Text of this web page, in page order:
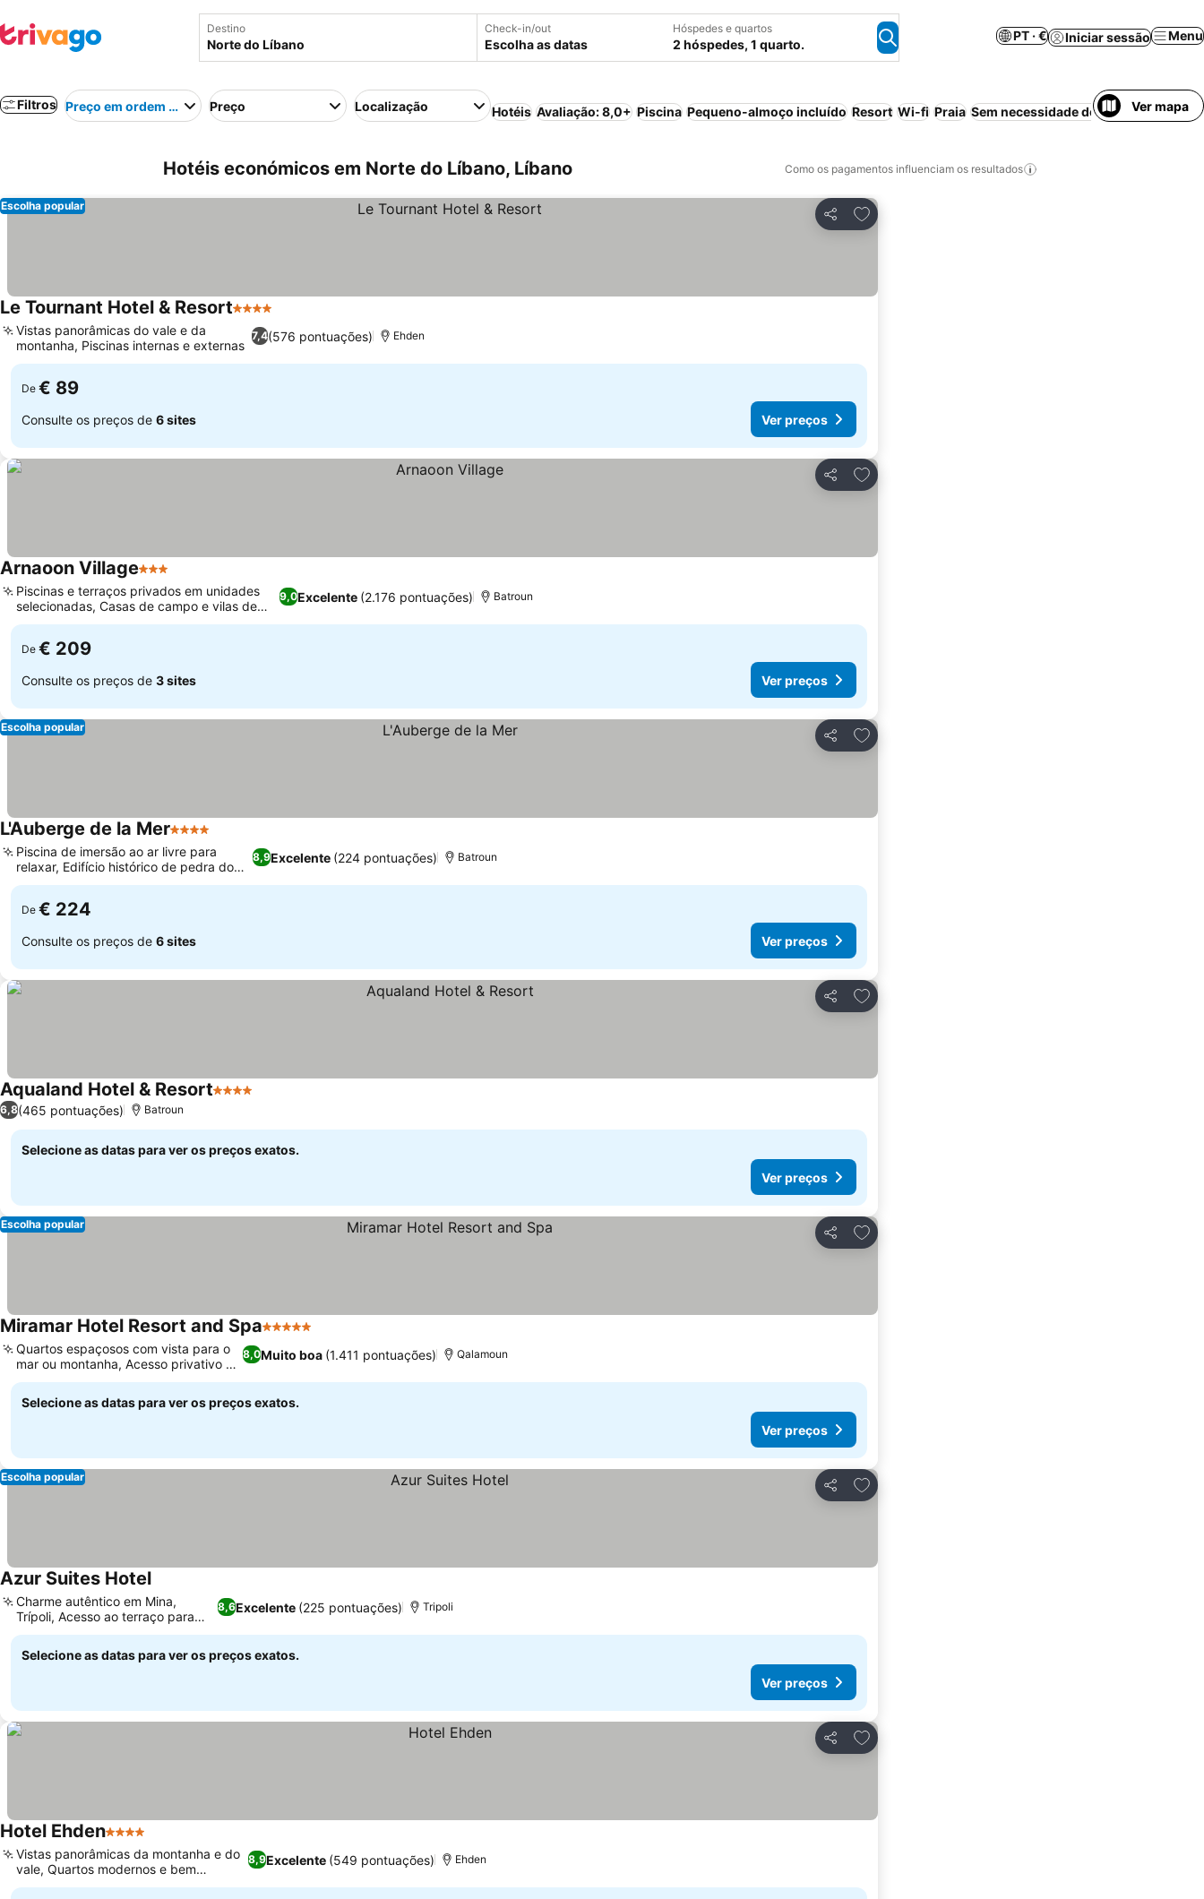
Destino Check-in/out
Escolha as datas
Hóspedes e quartos
2 hóspedes, 1 quarto.
PT · € Iniciar sessão Menu
Filtros Preço em ordem crescentePreço Localização Hotéis Avaliação: 8,0+ Piscina Pequeno-almoço incluído Resort Wi-fi Praia Sem necessidade de pré-pagamento
Ver mapa
Hotéis económicos em Norte do Líbano, Líbano Como os pagamentos influenciam os resultados
Partilhar
Adicionar aos favoritos
Escolha popular
Le Tournant Hotel & Resort4 Estrelas
7,4(576 pontuações)
Vistas panorâmicas do vale e da
montanha, Piscinas internas e externas
Ehden
De € 89
Consulte os preços de 6 sites Ver preços
Partilhar
Adicionar aos favoritos
Arnaoon Village3 Estrelas
9,0Excelente (2.176 pontuações)
Piscinas e terraços privados em unidades
selecionadas, Casas de campo e vilas de
pedra autênticas
Batroun
De € 209
Consulte os preços de 3 sites Ver preços
Partilhar
Adicionar aos favoritos
Escolha popular
L'Auberge de la Mer4 Estrelas
8,9Excelente (224 pontuações)
Piscina de imersão ao ar livre para
relaxar, Edifício histórico de pedra do
século XIX
Batroun
De € 224
Consulte os preços de 6 sites Ver preços
Partilhar
Adicionar aos favoritos
Aqualand Hotel & Resort4 Estrelas
6,8(465 pontuações) Batroun
Selecione as datas para ver os preços exatos.
Ver preços
Partilhar
Adicionar aos favoritos
Escolha popular
Miramar Hotel Resort and Spa5 Estrelas
8,0Muito boa (1.411 pontuações)
Quartos espaçosos com vista para o
mar ou montanha, Acesso privativo à
praia
Qalamoun
Selecione as datas para ver os preços exatos.
Ver preços
Partilhar
Adicionar aos favoritos
Escolha popular
Azur Suites Hotel
8,6Excelente (225 pontuações)
Charme autêntico em Mina,
Trípoli, Acesso ao terraço para
relaxar
Tripoli
Selecione as datas para ver os preços exatos.
Ver preços
Partilhar
Adicionar aos favoritos
Hotel Ehden4 Estrelas
8,9Excelente (549 pontuações)
Vistas panorâmicas da montanha e do
vale, Quartos modernos e bem
decorados
Ehden